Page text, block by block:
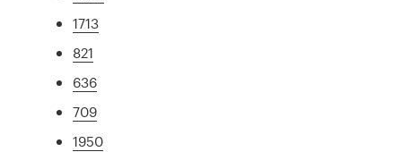
1713
821
636
709
1950